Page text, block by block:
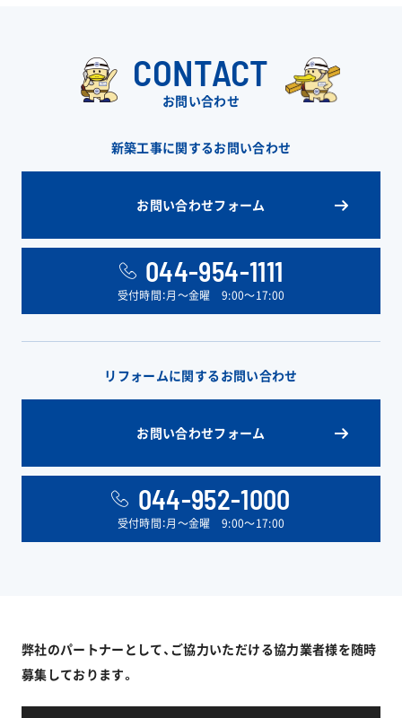
CONTACT
お問い合わせ
新築工事に関するお問い合わせ
お問い合わせフォーム
044-954-1111
受付時間：月〜金曜 9:00〜17:00
リフォームに関するお問い合わせ
お問い合わせフォーム
044-952-1000
受付時間：月〜金曜 9:00〜17:00
弊社のパートナーとして、ご協力いただける協力業者様を随時
募集しております。